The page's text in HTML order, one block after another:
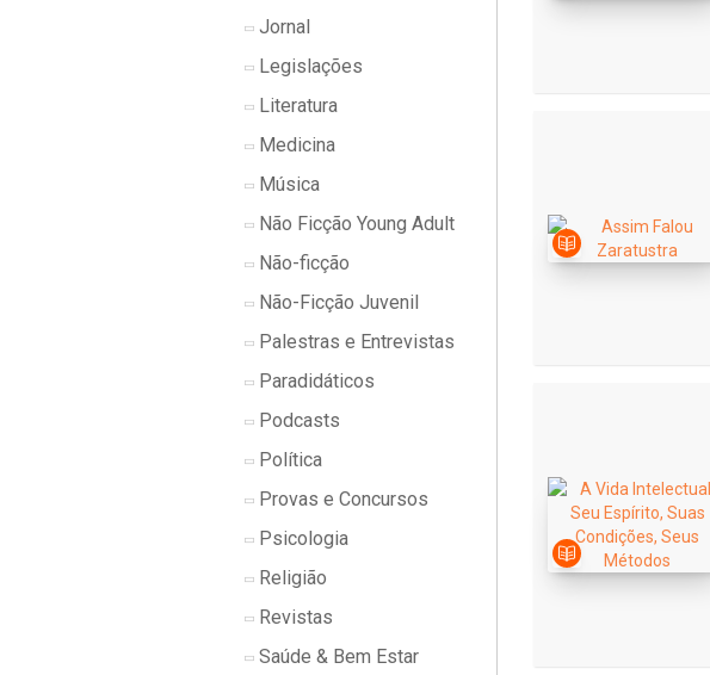
Jornal
Legislações
Literatura
Medicina
Música
Não Ficção Young Adult
Não-ficção
Não-Ficção Juvenil
Palestras e Entrevistas
Paradidáticos
Podcasts
Política
Provas e Concursos
Psicologia
Religião
Revistas
Saúde & Bem Estar